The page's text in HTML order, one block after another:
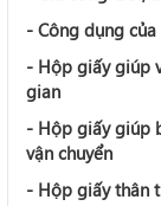
- Công dụng
- Hộp giấy giúp
gian
- Hộp giấygiúp
vận chuyển
- Hộp giấythân